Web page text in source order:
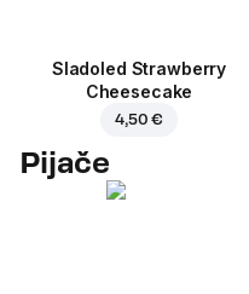
Sladoled Strawberry
Cheesecake
4,50 €
Pijače